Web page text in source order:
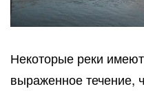
Некоторые реки
выраженное течение,